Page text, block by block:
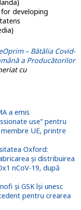
developing
– Bătălia Covid-
a Producătorilor
cu
a emis
use” pentru
UE, printre
Oxford:
și distribuirea
nCoV-19, după
și GSK își unesc
pentru crearea